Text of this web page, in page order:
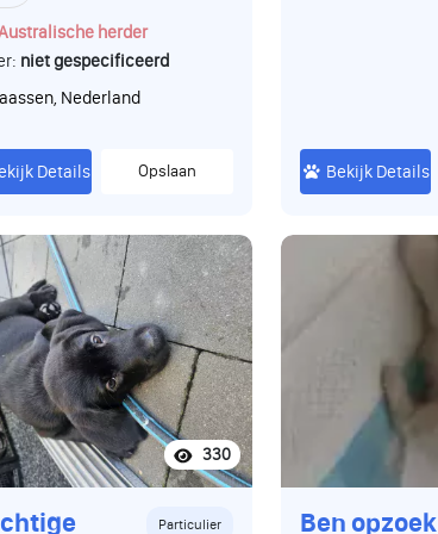
herder
niet gespecificeerd
Nederland
Details Opslaan Bekijk Details
330
Particulier
Ben opzoek